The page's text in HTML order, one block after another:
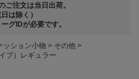
ご注文は当日出荷。
は除く）
グIDが必要です。
ッション小物
その他
プ）レギュラー